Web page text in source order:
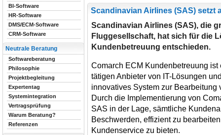
Scandinavian Airlines (SAS) setzt
Scandinavian Airlines (SAS), die
Fluggesellschaft, hat sich für die
Kundenbetreuung entschieden.
Comarch ECM Kundenbetreuung
tätigen Anbieter von IT-Lösungen
innovatives System zur
Durch die Implementierung von
SAS in der Lage, sämtliche
Beschwerden, effizient zu
Kundenservice zu bieten.
BI-Software
HR-Software
DMS/ECM-Software
CRM-Software
Neutrale Beratung
Softwareberatung
Philosophie
Projektbegleitung
Expertentag
Systemintegration
Vertragsprüfung
Warum Beratung?
Referenzen